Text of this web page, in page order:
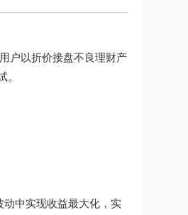
户以折价接盘不良理财产
。
动中实现收益最大化，实